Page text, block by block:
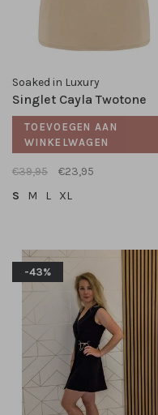
Soaked in Luxury
Singlet Cayla Twotone
TOEVOEGEN AAN
WINKELWAGEN
€39,95
€23,95
S
M L XL
-43%